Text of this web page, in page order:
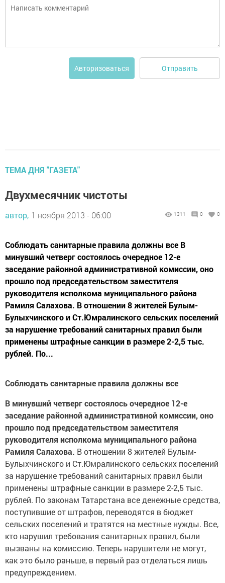
Авторизоваться Отправить
ТЕМА ДНЯ "ГАЗЕТА"
Двухмесячник чистоты
автор, 1 ноября 2013 - 06:00 1311 0 0
Соблюдать санитарные правила должны все В
минувший четверг состоялось очередное 12-е
заседание районной административной комиссии, оно
прошло под председательством заместителя
руководителя исполкома муниципального района
Рамиля Салахова. В отношении 8 жителей Булым-
Булыхчинского и Ст.Юмралинского сельских поселений
за нарушение требований санитарных правил были
применены штрафные санкции в размере 2-2,5 тыс.
рублей. По...
Соблюдать санитарные правила должны все
В минувший четверг состоялось очередное 12-е
заседание районной административной комиссии, оно
прошло под председательством заместителя
руководителя исполкома муниципального района
Рамиля Салахова. В отношении 8 жителей Булым-
Булыхчинского и Ст.Юмралинского сельских поселений
за нарушение требований санитарных правил были
применены штрафные санкции в размере 2-2,5 тыс.
рублей. По законам Татарстана все денежные средства,
поступившие от штрафов, переводятся в бюджет
сельских поселений и тратятся на местные нужды. Все,
кто нарушил требования санитарных правил, были
вызваны на комиссию. Теперь нарушители не могут,
как это было раньше, в первый раз отделаться лишь
предупреждением.